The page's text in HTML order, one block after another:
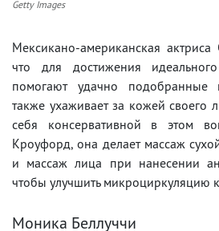
Getty Images
Мексикано-американская
что для достижения
помогают удачно
также ухаживает за кожей своего
себя консервативной в этом
Кроуфорд, она делает массаж
и массаж лица при нанесении
чтобы улучшить микроциркуляцию
Моника Беллуччи